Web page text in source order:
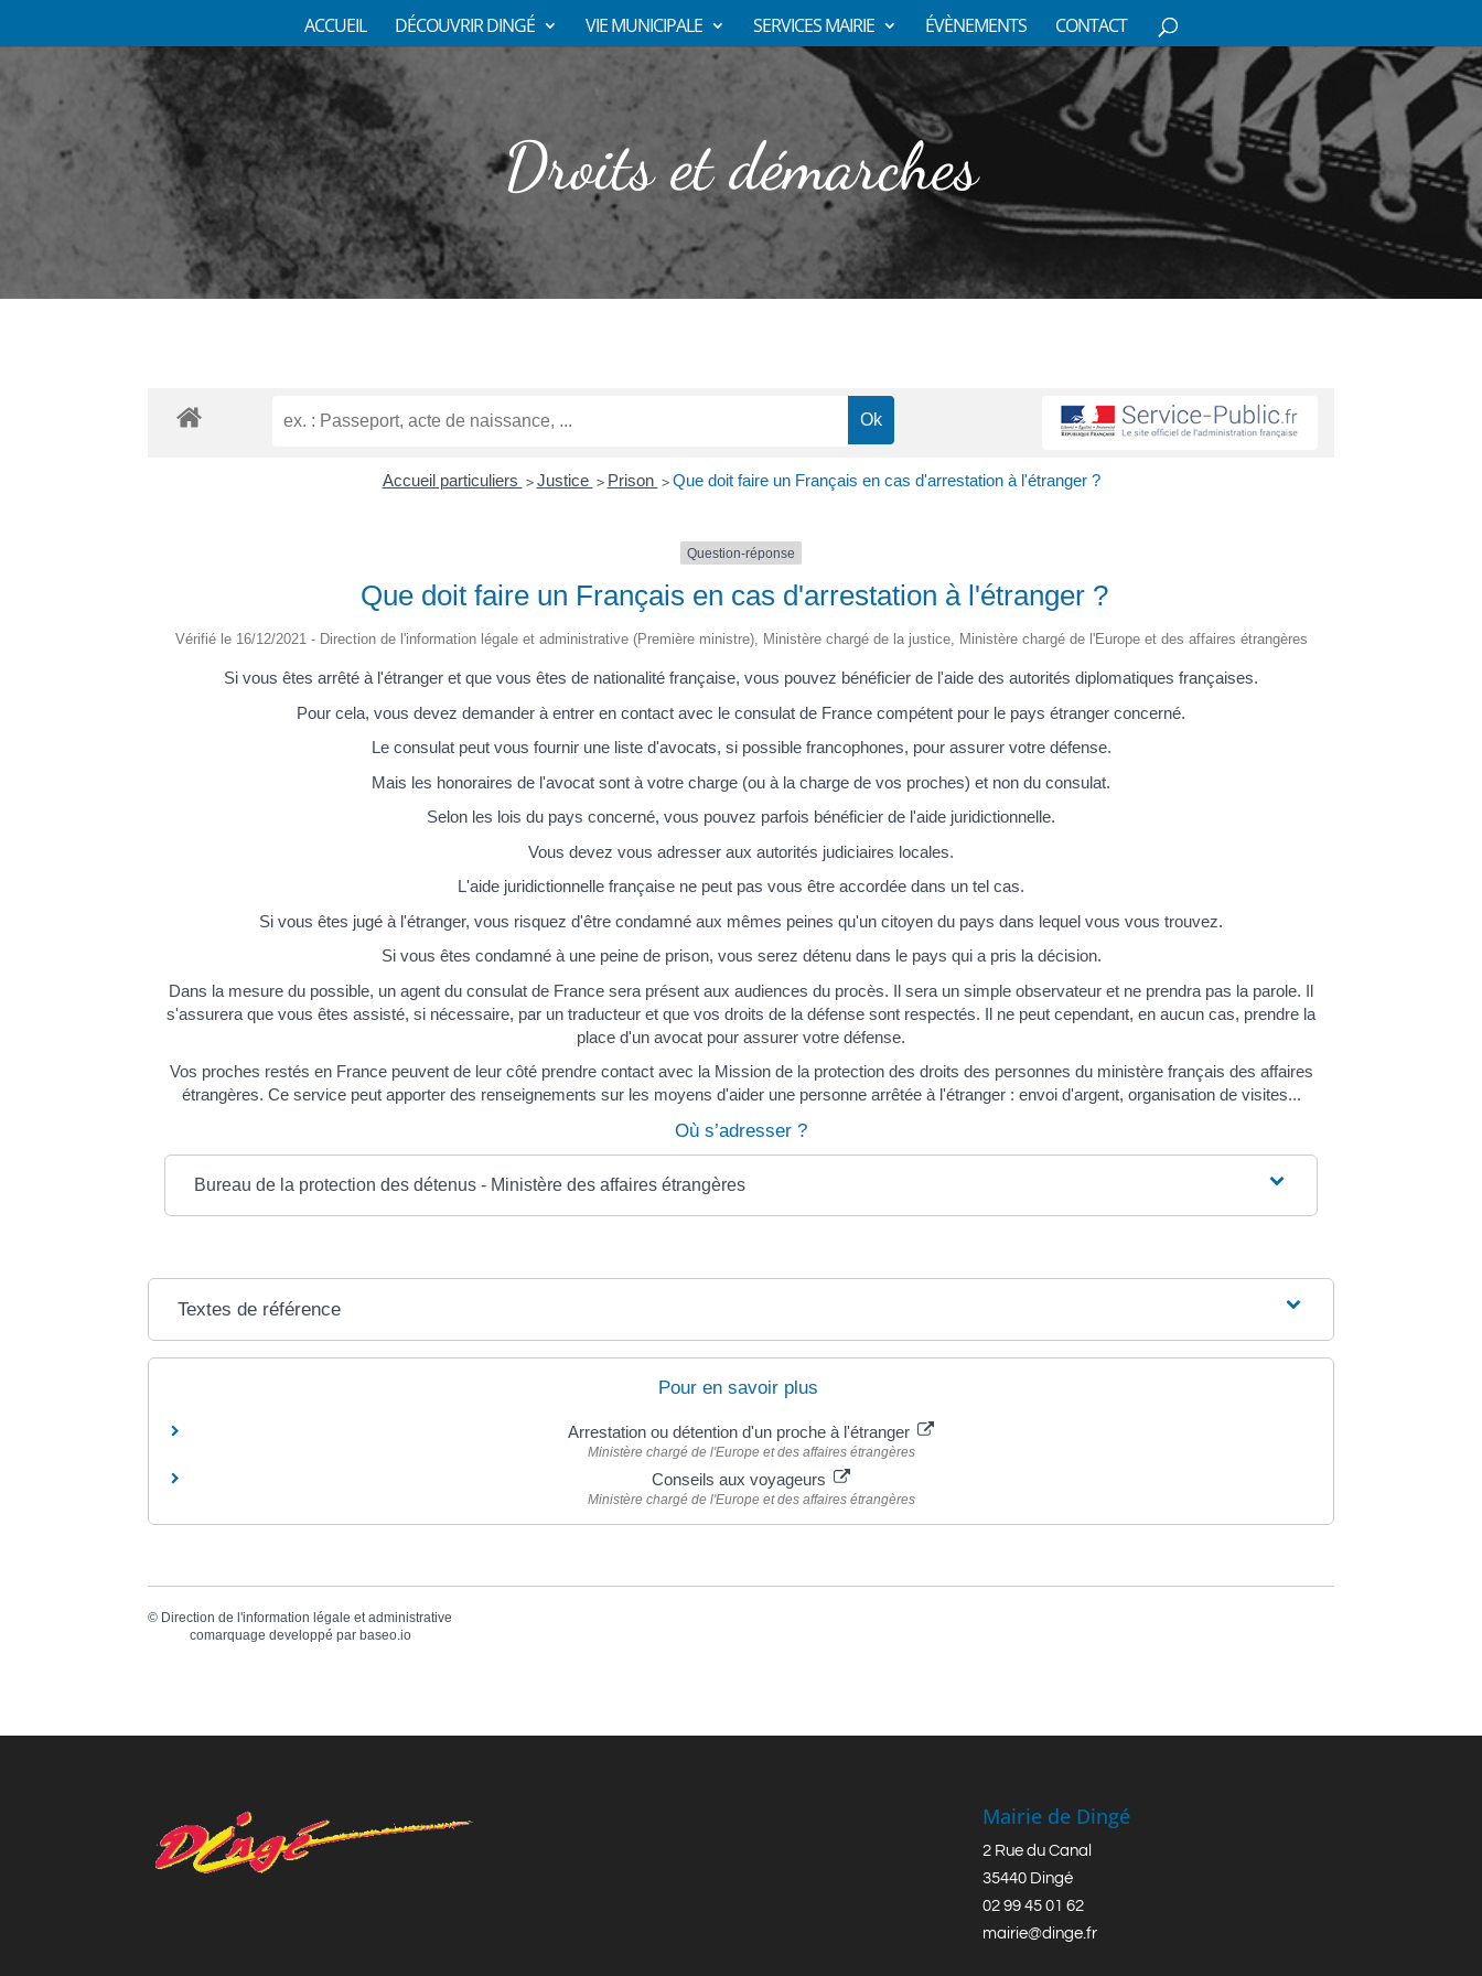
ACCUEIL DÉCOUVRIR DINGÉ VIE MUNICIPALE SERVICES MAIRIE ÉVÈNEMENTS CONTACT
Droits et démarches
Accueil particuliers > Justice > Prison > Que doit faire un Français en cas d'arrestation à l'étranger ?
Question-réponse
Que doit faire un Français en cas d'arrestation à l'étranger ?
Vérifié le 16/12/2021 - Direction de l'information légale et administrative (Première ministre), Ministère chargé de la justice, Ministère chargé de l'Europe et des affaires étrangères
Si vous êtes arrêté à l'étranger et que vous êtes de nationalité française, vous pouvez bénéficier de l'aide des autorités diplomatiques françaises.
Pour cela, vous devez demander à entrer en contact avec le consulat de France compétent pour le pays étranger concerné.
Le consulat peut vous fournir une liste d'avocats, si possible francophones, pour assurer votre défense.
Mais les honoraires de l'avocat sont à votre charge (ou à la charge de vos proches) et non du consulat.
Selon les lois du pays concerné, vous pouvez parfois bénéficier de l'aide juridictionnelle.
Vous devez vous adresser aux autorités judiciaires locales.
L'aide juridictionnelle française ne peut pas vous être accordée dans un tel cas.
Si vous êtes jugé à l'étranger, vous risquez d'être condamné aux mêmes peines qu'un citoyen du pays dans lequel vous vous trouvez.
Si vous êtes condamné à une peine de prison, vous serez détenu dans le pays qui a pris la décision.
Dans la mesure du possible, un agent du consulat de France sera présent aux audiences du procès. Il sera un simple observateur et ne prendra pas la parole. Il
s'assurera que vous êtes assisté, si nécessaire, par un traducteur et que vos droits de la défense sont respectés. Il ne peut cependant, en aucun cas, prendre la
place d'un avocat pour assurer votre défense.
Vos proches restés en France peuvent de leur côté prendre contact avec la Mission de la protection des droits des personnes du ministère français des affaires
étrangères. Ce service peut apporter des renseignements sur les moyens d'aider une personne arrêtée à l'étranger : envoi d'argent, organisation de visites...
Où s’adresser ?
Bureau de la protection des détenus - Ministère des affaires étrangères
Textes de référence
Pour en savoir plus
Arrestation ou détention d'un proche à l'étranger
Ministère chargé de l'Europe et des affaires étrangères
Conseils aux voyageurs
Ministère chargé de l'Europe et des affaires étrangères
© Direction de l'information légale et administrative
comarquage developpé par baseo.io
Mairie de Dingé
2 Rue du Canal
35440 Dingé
02 99 45 01 62
mairie@dinge.fr